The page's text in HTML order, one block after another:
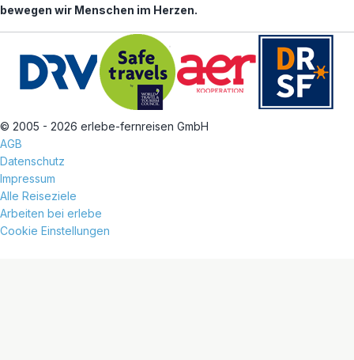
bewegen wir Menschen im Herzen.
© 2005 - 2026 erlebe-fernreisen GmbH
AGB
Datenschutz
Impressum
Alle Reiseziele
Arbeiten bei erlebe
Cookie Einstellungen